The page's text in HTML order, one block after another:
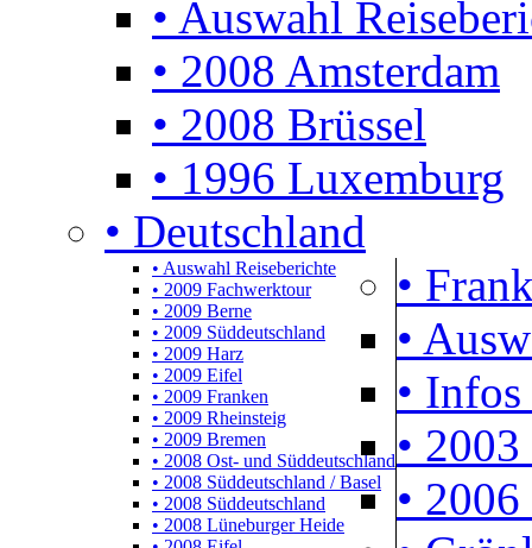
• Auswahl
• 2008 Amsterdam
• 2008 Brüssel
• 1996 Luxemburg
• Deutschland
• Auswahl Reiseberichte
• 2009 Fachwerktour
• 2009 Berne
• 2009 Süddeutschland
• 2009 Harz
• 2009 Eifel
• 2009 Franken
• 2009 Rheinsteig
• 2009 Bremen
• 2008 Ost- und Süddeutschland
• 2008 Süddeutschland / Basel
• 2008 Süddeutschland
• 2008 Lüneburger Heide
•
•
•
•
•